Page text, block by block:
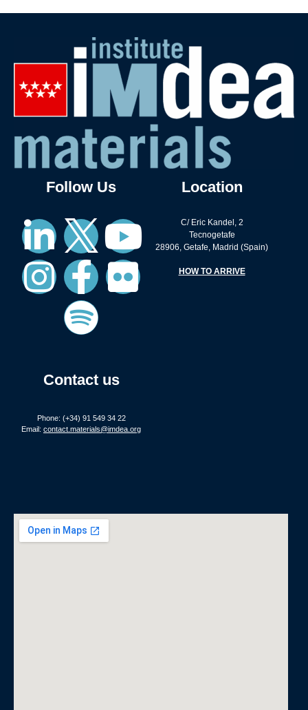
Follow Us
Contact us
Phone: (+34) 91 549 34 22
Email: contact.materials@imdea.org
Location
C/ Eric Kandel, 2
Tecnogetafe
28906, Getafe, Madrid (Spain)
HOW TO ARRIVE